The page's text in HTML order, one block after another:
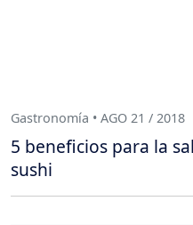
Gastronomía • AGO 21 / 2018
5 beneficios para la
sushi